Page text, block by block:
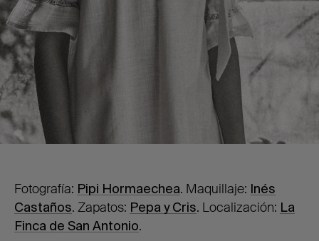
Fotografía: Pipi Hormaechea. Maquillaje: Inés
Castaños. Zapatos: Pepa y Cris. Localización: La
Finca de San Antonio.